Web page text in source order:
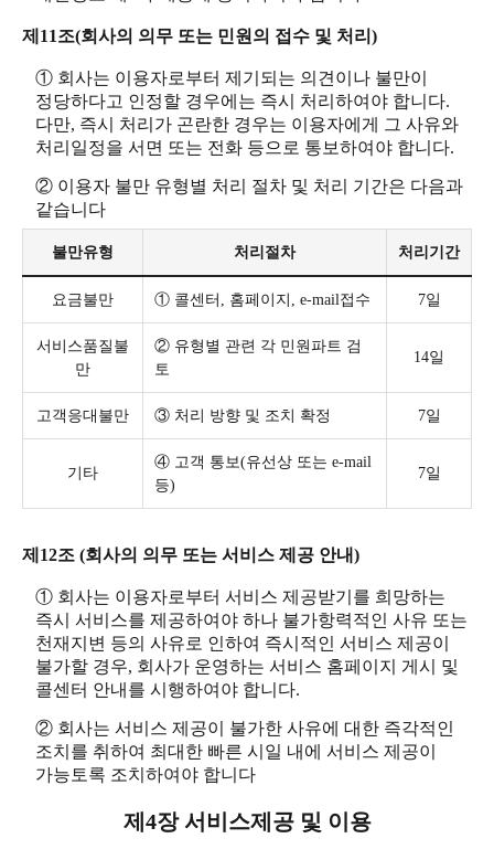
제11조(회사의 의무 또는 민원의 접수 및 처리)
① 회사는 이용자로부터 제기되는 의견이나 불만이
정당하다고 인정할 경우에는 즉시 처리하여야 합니다.
다만, 즉시 처리가 곤란한 경우는 이용자에게 그 사유와
처리일정을 서면 또는 전화 등으로 통보하여야 합니다.
② 이용자 불만 유형별 처리 절차 및 처리 기간은 다음과
같습니다
불만유형 처리절차 처리기간
요금불만 ① 콜센터, 홈페이지, e-mail접수 7일
서비스품질불
만
② 유형별 관련 각 민원파트 검
토
14일
고객응대불만 ③ 처리 방향 및 조치 확정 7일
기타
④ 고객 통보(유선상 또는 e-mail
등)
7일
제12조 (회사의 의무 또는 서비스 제공 안내)
① 회사는 이용자로부터 서비스 제공받기를 희망하는
즉시 서비스를 제공하여야 하나 불가항력적인 사유 또는
천재지변 등의 사유로 인하여 즉시적인 서비스 제공이
불가할 경우, 회사가 운영하는 서비스 홈페이지 게시 및
콜센터 안내를 시행하여야 합니다.
② 회사는 서비스 제공이 불가한 사유에 대한 즉각적인
조치를 취하여 최대한 빠른 시일 내에 서비스 제공이
가능토록 조치하여야 합니다
제4장 서비스제공 및 이용